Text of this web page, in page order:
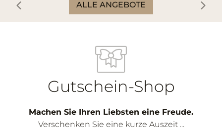
ALLE ANGEBOTE
Gutschein-Shop
Machen Sie Ihren Liebsten eine Freude.
Verschenken Sie eine kurze Auszeit ...